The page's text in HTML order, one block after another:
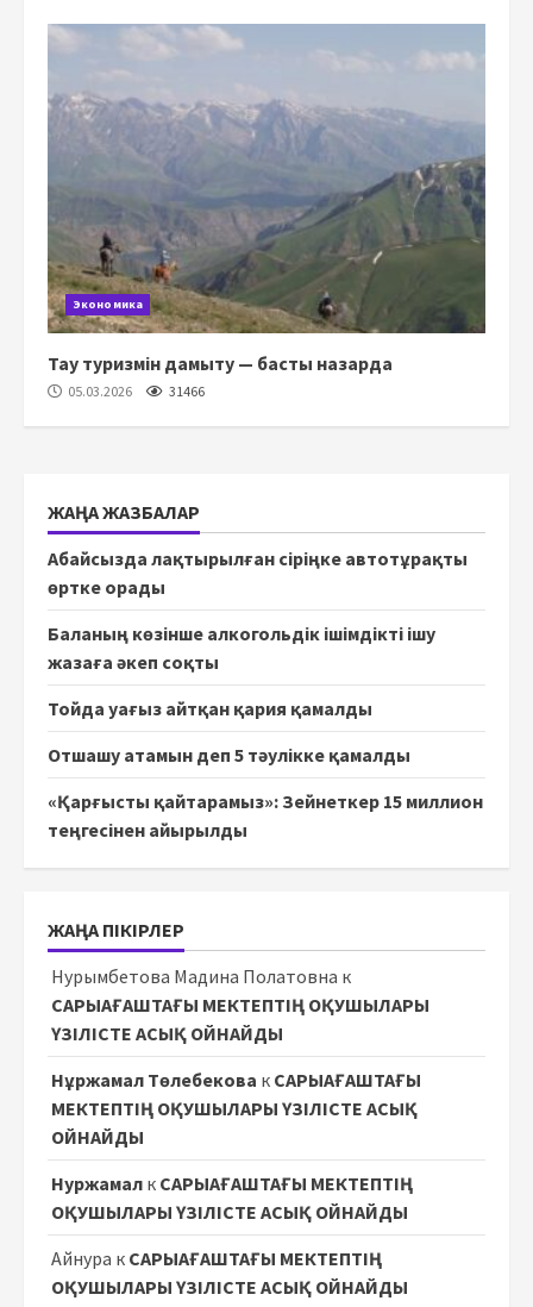
Экономика
Тау туризмін дамыту — басты назарда
05.03.2026 31466
ЖАҢА ЖАЗБАЛАР
Абайсызда лақтырылған сіріңке автотұрақты
өртке орады
Баланың көзінше алкогольдік ішімдікті ішу
жазаға әкеп соқты
Тойда уағыз айтқан қария қамалды
Отшашу атамын деп 5 тәулікке қамалды
«Қарғысты қайтарамыз»: Зейнеткер 15 миллион
теңгесінен айырылды
ЖАҢА ПІКІРЛЕР
Нурымбетова Мадина Полатовна к
САРЫАҒАШТАҒЫ МЕКТЕПТІҢ ОҚУШЫЛАРЫ
ҮЗІЛІСТЕ АСЫҚ ОЙНАЙДЫ
Нұржамал Төлебекова к САРЫАҒАШТАҒЫ
МЕКТЕПТІҢ ОҚУШЫЛАРЫ ҮЗІЛІСТЕ АСЫҚ
ОЙНАЙДЫ
Нуржамал к САРЫАҒАШТАҒЫ МЕКТЕПТІҢ
ОҚУШЫЛАРЫ ҮЗІЛІСТЕ АСЫҚ ОЙНАЙДЫ
Айнура к САРЫАҒАШТАҒЫ МЕКТЕПТІҢ
ОҚУШЫЛАРЫ ҮЗІЛІСТЕ АСЫҚ ОЙНАЙДЫ